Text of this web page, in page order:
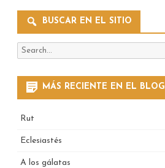
BUSCAR EN EL SITIO
Search
MÁS RECIENTE EN EL BLOG
Rut
Eclesiastés
A los gálatas